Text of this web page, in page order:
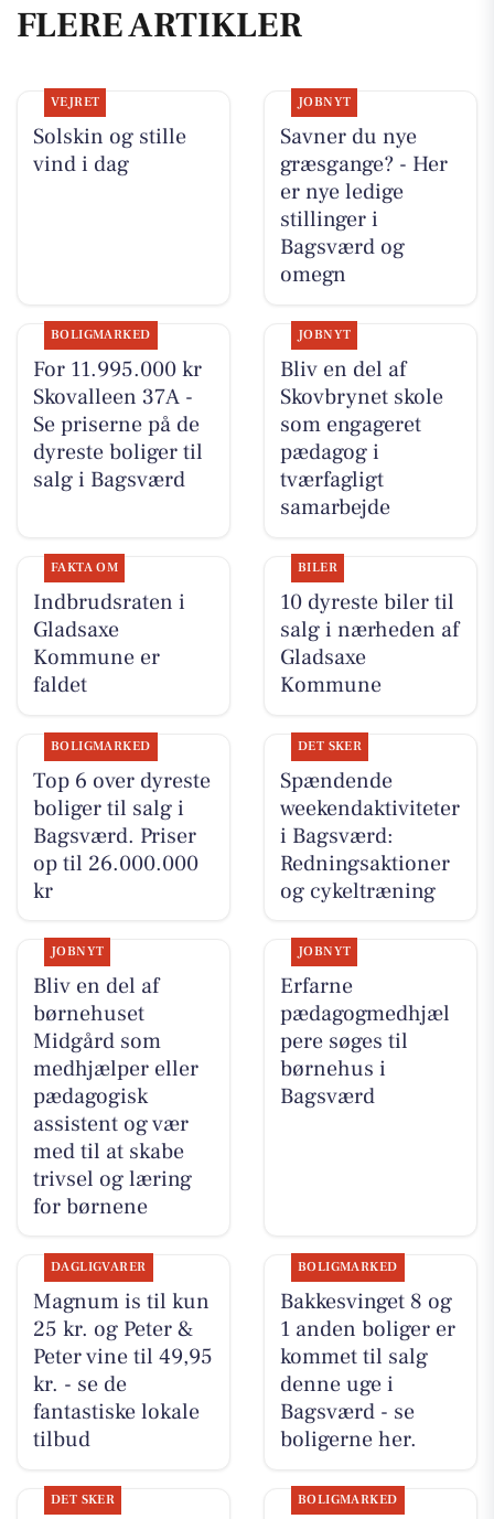
FLERE ARTIKLER
VEJRET
Solskin og stille
vind i dag
JOBNYT
Savner du nye
græsgange? - Her
er nye ledige
stillinger i
Bagsværd og
omegn
BOLIGMARKED
For 11.995.000 kr
Skovalleen 37A -
Se priserne på de
dyreste boliger til
salg i Bagsværd
JOBNYT
Bliv en del af
Skovbrynet skole
som engageret
pædagog i
tværfagligt
samarbejde
FAKTA OM
Indbrudsraten i
Gladsaxe
Kommune er
faldet
BILER
10 dyreste biler til
salg i nærheden af
Gladsaxe
Kommune
BOLIGMARKED
Top 6 over dyreste
boliger til salg i
Bagsværd. Priser
op til 26.000.000
kr
DET SKER
Spændende
weekendaktiviteter
i Bagsværd:
Redningsaktioner
og cykeltræning
JOBNYT
Bliv en del af
børnehuset
Midgård som
medhjælper eller
pædagogisk
assistent og vær
med til at skabe
trivsel og læring
for børnene
JOBNYT
Erfarne
pædagogmedhjæl
pere søges til
børnehus i
Bagsværd
DAGLIGVARER
Magnum is til kun
25 kr. og Peter &
Peter vine til 49,95
kr. - se de
fantastiske lokale
tilbud
BOLIGMARKED
Bakkesvinget 8 og
1 anden boliger er
kommet til salg
denne uge i
Bagsværd - se
boligerne her.
DET SKER BOLIGMARKED